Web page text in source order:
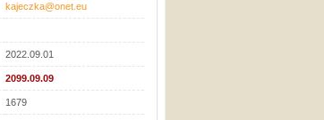
kajeczka@onet.eu
2022.09.01
2099.09.09
1679